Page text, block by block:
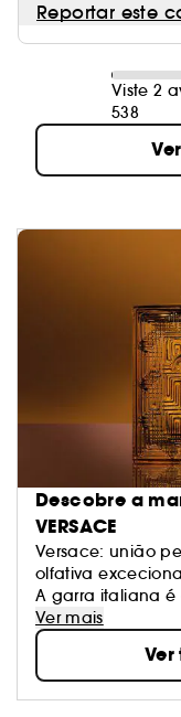
Reportar este
Viste 2
538
Descobre a
VERSACE
Versace: união
olfativa
A garra italiana
sensualidade
perfeita da
Descobre
perfumes de
interpretam a
Ver mais